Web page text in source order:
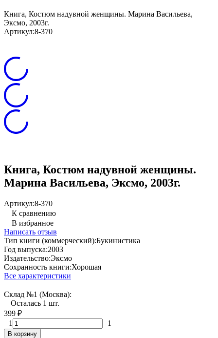
Книга, Костюм надувной женщины. Марина Васильева,
Эксмо, 2003г.
Артикул:8-370
Книга, Костюм надувной женщины.
Марина Васильева, Эксмо, 2003г.
Артикул:8-370
К сравнению
В избранное
Написать отзыв
Тип книги (коммерческий):Букинистика
Год выпуска:2003
Издательство:Эксмо
Сохранность книги:Хорошая
Все характеристики
Склад №1 (Москва):
Осталась 1 шт.
399 ₽
1
1
В корзину